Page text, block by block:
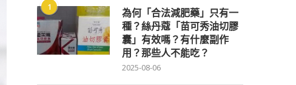
1
為何「合法減肥藥」只有一
種？絲丹蔻「苗可秀油切膠
囊」有效嗎？有什麼副作
用？那些人不能吃？
2025-08-06